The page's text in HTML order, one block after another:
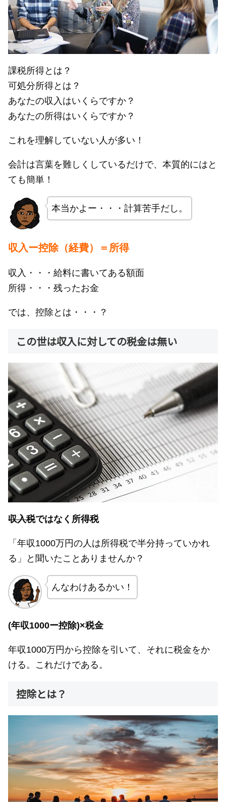
課税所得とは？
可処分所得とは？
あなたの収入はいくらですか？
あなたの所得はいくらですか？
これを理解していない人が多い！
会計は言葉を難しくしているだけで、本質的にはと
ても簡単！
本当かよー・・・計算苦手だし。
収入ー控除（経費）＝所得
収入・・・給料に書いてある額面
所得・・・残ったお金
では、控除とは・・・？
この世は収入に対しての税金は無い
収入税ではなく所得税
「年収1000万円の人は所得税で半分持っていかれ
る」と聞いたことありませんか？
んなわけあるかい！
(年収1000ー控除)×税金
年収1000万円から控除を引いて、それに税金をか
ける。これだけである。
控除とは？